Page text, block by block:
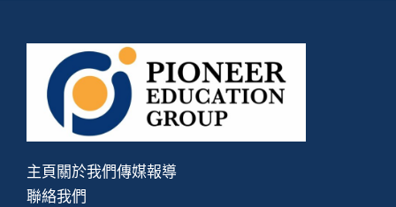
主頁關於我們傳媒報導
聯絡我們